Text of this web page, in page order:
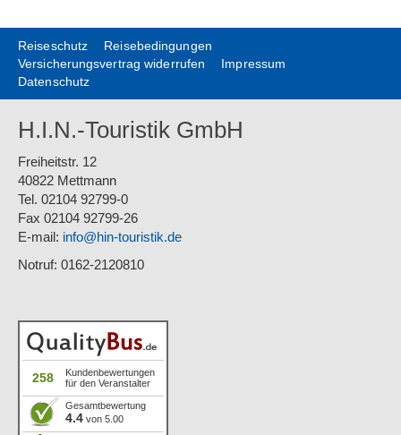
Reiseschutz
Reisebedingungen
Versicherungsvertrag widerrufen
Impressum
Datenschutz
H.I.N.-Touristik GmbH
Freiheitstr. 12
40822 Mettmann
Tel. 02104 92799-0
Fax 02104 92799-26
E-mail: info@hin-touristik.de
Notruf: 0162-2120810
258
Kundenbewertungen
für den Veranstalter
Gesamtbewertung
4.4 von 5.00